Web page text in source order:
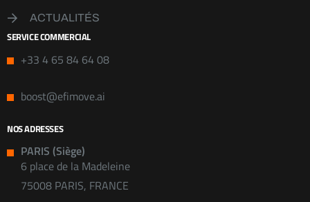
ACTUALITÉS
SERVICE COMMERCIAL
+33 4 65 84 64 08
boost@efimove.ai
NOS ADRESSES
PARIS (Siège)
6 place de la Madeleine
75008 PARIS, FRANCE